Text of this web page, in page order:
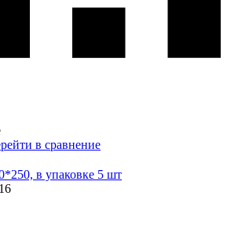
в сравнение
в упаковке 5 шт